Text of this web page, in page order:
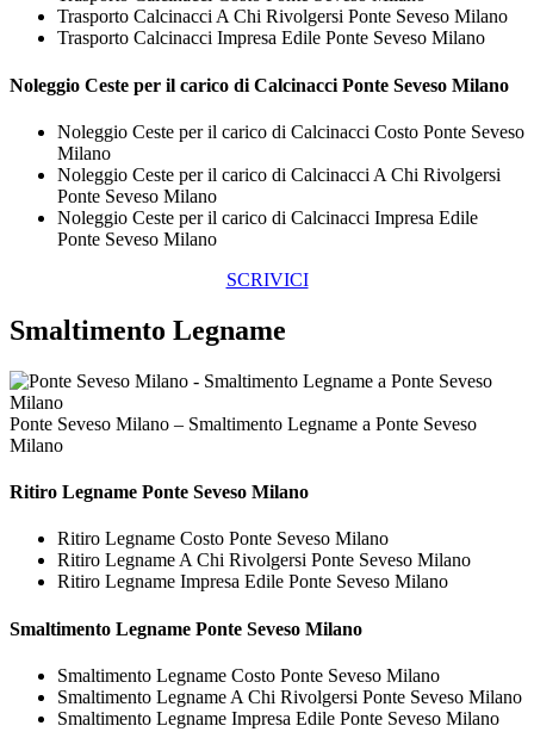
Trasporto Calcinacci A Chi Rivolgersi Ponte Seveso Milano
Trasporto Calcinacci Impresa Edile Ponte Seveso Milano
Noleggio Ceste per il carico di Calcinacci Ponte Seveso Milano
Noleggio Ceste per il carico di Calcinacci Costo Ponte Seveso
Milano
Noleggio Ceste per il carico di Calcinacci A Chi Rivolgersi
Ponte Seveso Milano
Noleggio Ceste per il carico di Calcinacci Impresa Edile
Ponte Seveso Milano
SCRIVICI
Smaltimento Legname
Ponte Seveso Milano – Smaltimento Legname a Ponte Seveso
Milano
Ritiro Legname Ponte Seveso Milano
Ritiro Legname Costo Ponte Seveso Milano
Ritiro Legname A Chi Rivolgersi Ponte Seveso Milano
Ritiro Legname Impresa Edile Ponte Seveso Milano
Smaltimento Legname Ponte Seveso Milano
Smaltimento Legname Costo Ponte Seveso Milano
Smaltimento Legname A Chi Rivolgersi Ponte Seveso Milano
Smaltimento Legname Impresa Edile Ponte Seveso Milano